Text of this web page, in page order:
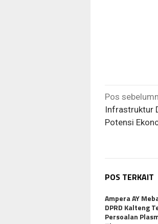
Navigasi
pos
Pos
Infrastruktur
Potensi
POS TERKAIT
Ampera AY
DPRD Kalteng
Persoalan